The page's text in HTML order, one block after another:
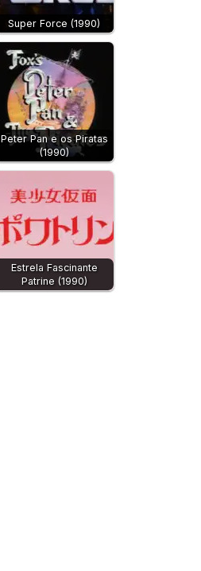
Super Force (1990)
Peter Pan e os Piratas
(1990)
Estrela Fascinante
Patrine (1990)